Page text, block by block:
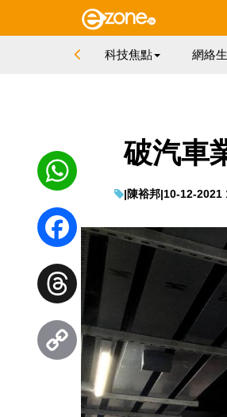
科技焦點 網絡
破汽車
|陳裕邦|10-12-2021
WhatsApp
Facebook
Threads
Copy
Link